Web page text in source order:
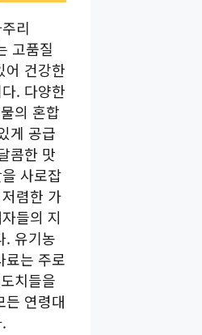
리
고품질
어 건강한
. 다양한
의 혼합
게 공급
콤한 맛
사로잡
렴한 가
들의 지
. 유기농
료는 주로
치들을
든 연령대